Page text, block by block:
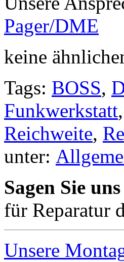
Pager/DME
keine
Tags: BOSS,
Funkwerkstatt,
Reichweite,
unter:
Sagen Sie
für Reparatur
Unsere